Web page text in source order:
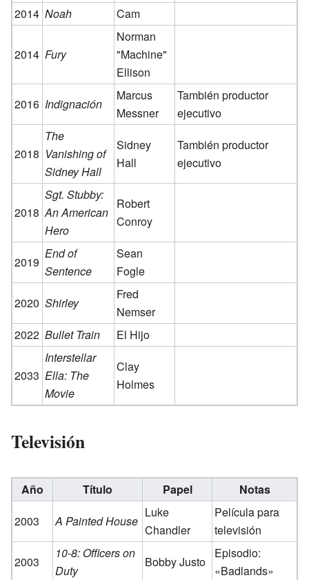
2014 Noah Cam
2014 Fury
Norman
"Machine"
Ellison
2016 Indignación
Marcus
Messner
También productor
ejecutivo
2018
The
Vanishing of
Sidney Hall
Sidney
Hall
También productor
ejecutivo
2018
Sgt. Stubby:
An American
Hero
Robert
Conroy
2019
End of
Sentence
Sean
Fogle
2020 Shirley
Fred
Nemser
2022 Bullet Train El Hijo
2033
Interstellar
Ella: The
Movie
Clay
Holmes
Televisión
Año Título Papel
Notas
2003
A Painted House
Luke
Chandler
Película para
televisión
2003
10-8: Officers on
Duty
Bobby Justo
Episodio:
«Badlands»